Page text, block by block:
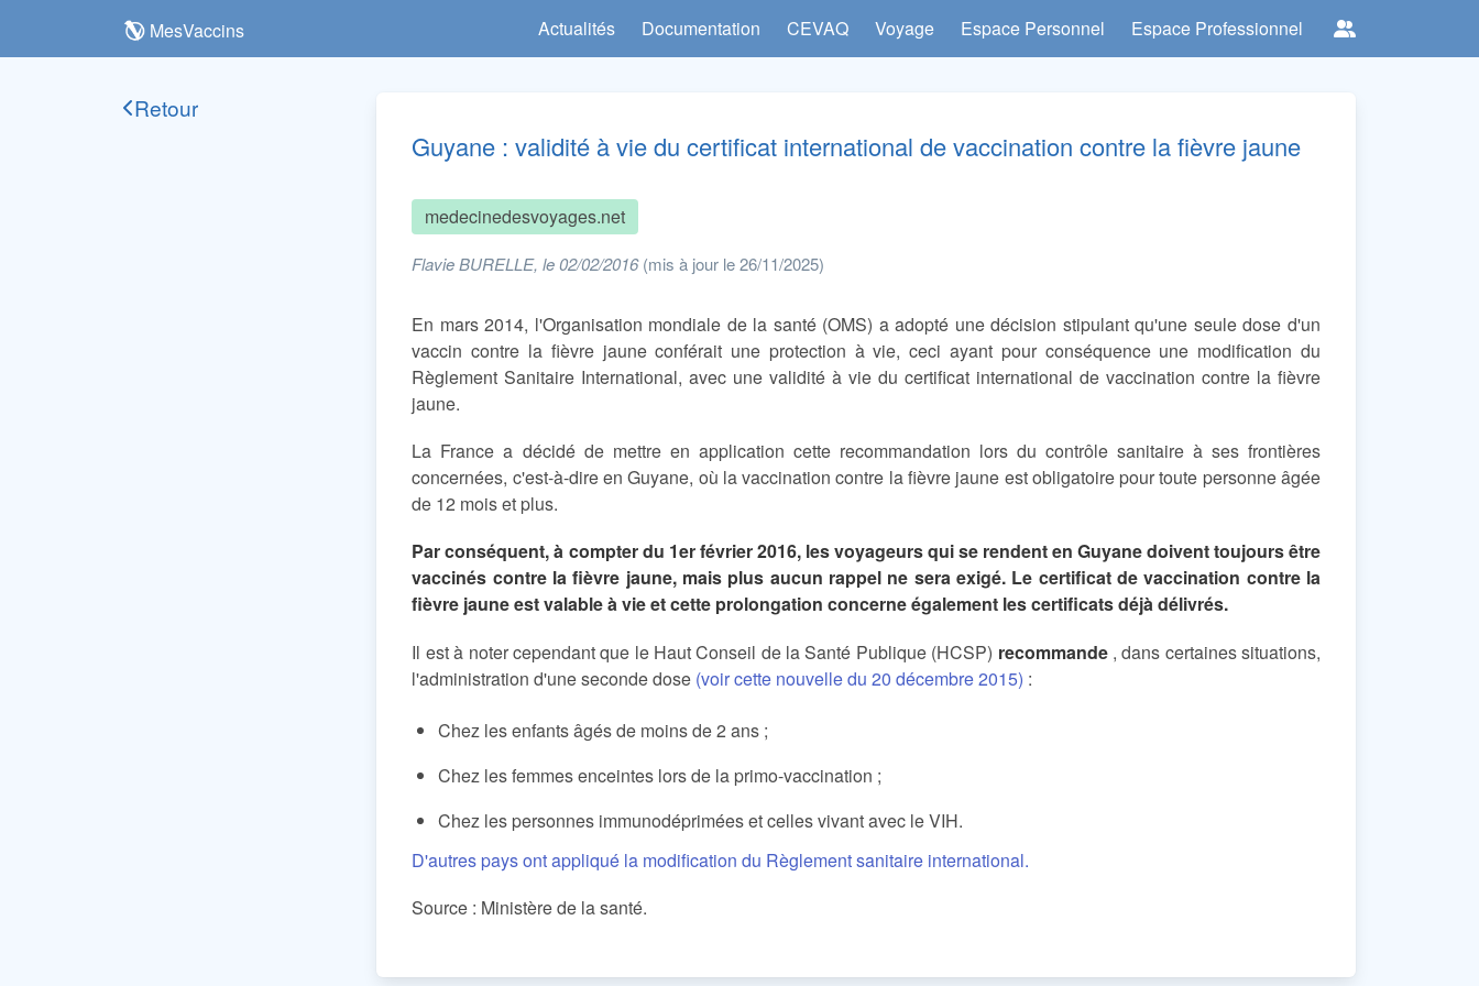
MesVaccins Actualités Documentation CEVAQ Voyage Espace Personnel Espace Professionnel
Retour
Guyane : validité à vie du certificat international de vaccination contre la fièvre jaune
medecinedesvoyages.net
Flavie BURELLE, le 02/02/2016 (mis à jour le 26/11/2025)
En mars 2014, l'Organisation mondiale de la santé (OMS) a adopté une décision stipulant qu'une seule dose d'un
vaccin contre la fièvre jaune conférait une protection à vie, ceci ayant pour conséquence une modification du
Règlement Sanitaire International, avec une validité à vie du certificat international de vaccination contre la fièvre
jaune.
La France a décidé de mettre en application cette recommandation lors du contrôle sanitaire à ses frontières
concernées, c'est-à-dire en Guyane, où la vaccination contre la fièvre jaune est obligatoire pour toute personne âgée
de 12 mois et plus.
Par conséquent, à compter du 1er février 2016, les voyageurs qui se rendent en Guyane doivent toujours être
vaccinés contre la fièvre jaune, mais plus aucun rappel ne sera exigé. Le certificat de vaccination contre la
fièvre jaune est valable à vie et cette prolongation concerne également les certificats déjà délivrés.
Il est à noter cependant que le Haut Conseil de la Santé Publique (HCSP) recommande, dans certaines situations,
l'administration d'une seconde dose (voir cette nouvelle du 20 décembre 2015) :
Chez les enfants âgés de moins de 2 ans ;
Chez les femmes enceintes lors de la primo-vaccination ;
Chez les personnes immunodéprimées et celles vivant avec le VIH.
D'autres pays ont appliqué la modification du Règlement sanitaire international.
Source : Ministère de la santé.